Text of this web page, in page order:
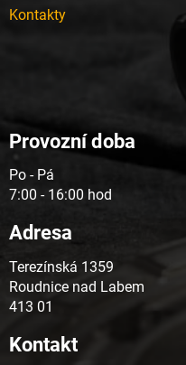
Kontakty
Provozní doba
Po - Pá
7:00 - 16:00 hod
Adresa
Terezínská 1359
Roudnice nad Labem
413 01
Kontakt